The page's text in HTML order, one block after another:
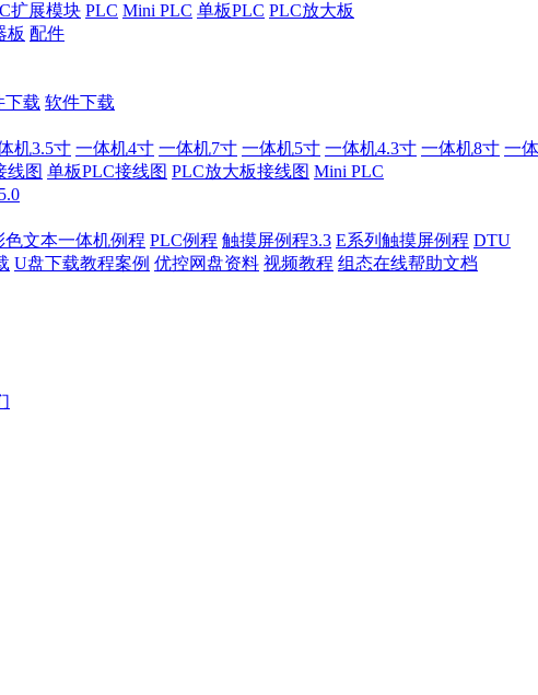
扩展模块 PLC Mini PLC 单板PLC PLC放大板
板 配件
下载 软件下载
机3.5寸 一体机4寸 一体机7寸 一体机5寸 一体机4.3寸 一体机8寸 一
线图 单板PLC接线图 PLC放大板接线图 Mini PLC
色文本一体机例程 PLC例程 触摸屏例程3.3 E系列触摸屏例程 DTU
U盘下载教程案例 优控网盘资料 视频教程 组态在线帮助文档